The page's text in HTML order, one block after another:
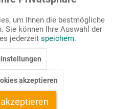
Inaktiv
Inaktiv
um Ihnen die bestmögliche
Sie können Ihre Auswahl der
jederzeit speichern.
akzeptieren